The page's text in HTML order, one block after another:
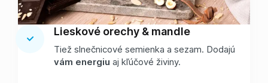
Lieskové orechy & mandle
Tiež slnečnicové semienka a sezam. Dodajú
vám energiu aj kľúčové živiny.